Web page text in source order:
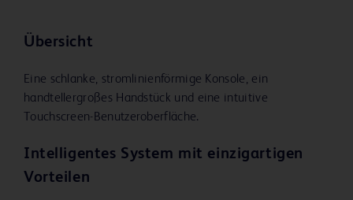
Übersicht
Eine schlanke, stromlinienförmige Konsole, ein
handtellergroßes Handstück und eine intuitive
Touchscreen-Benutzeroberfläche.
Intelligentes System mit einzigartigen
Vorteilen